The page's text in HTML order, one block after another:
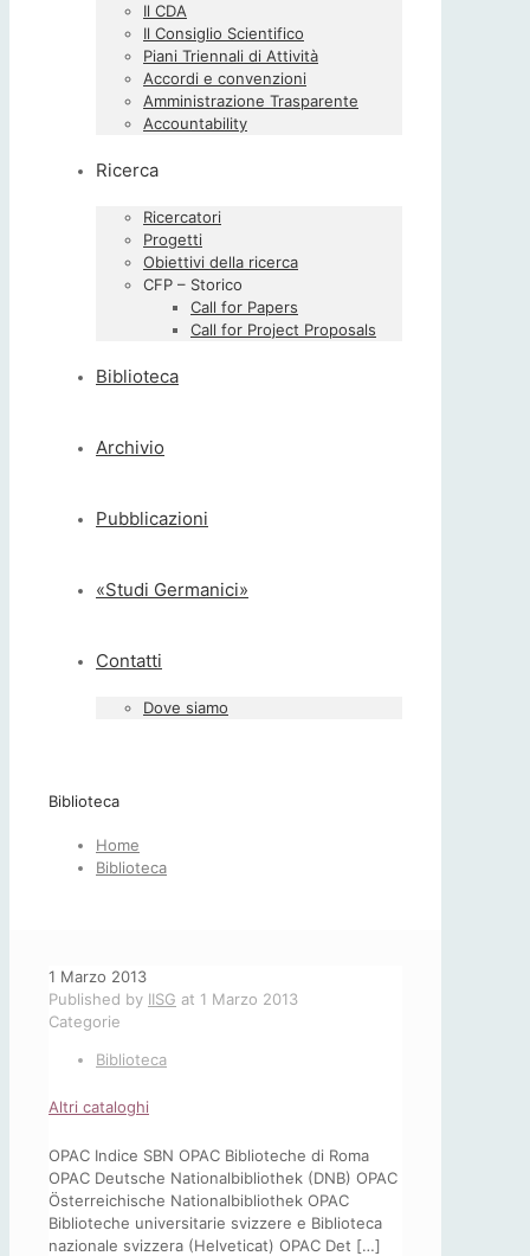
Il CDA
Il Consiglio Scientifico
Piani Triennali di Attività
Accordi e convenzioni
Amministrazione Trasparente
Accountability
Ricerca
Ricercatori
Progetti
Obiettivi della ricerca
CFP – Storico
Call for Papers
Call for Project Proposals
Biblioteca
Archivio
Pubblicazioni
«Studi Germanici»
Contatti
Dove siamo
Biblioteca
Home
Biblioteca
1 Marzo 2013
Published by IISG at 1 Marzo 2013
Categorie
Biblioteca
Altri cataloghi
OPAC Indice SBN OPAC Biblioteche di Roma
OPAC Deutsche Nationalbibliothek (DNB) OPAC
Österreichische Nationalbibliothek OPAC
Biblioteche universitarie svizzere e Biblioteca
nazionale svizzera (Helveticat) OPAC Det […]